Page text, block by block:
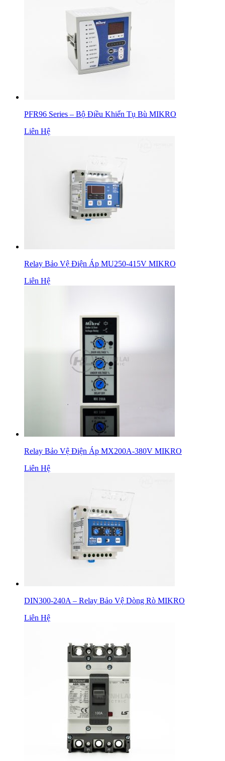
PFR96 Series – Bộ Điều Khiển Tụ Bù MIKRO
Liên Hệ
Relay Bảo Vệ Điện Áp MU250-415V MIKRO
Liên Hệ
Relay Bảo Vệ Điện Áp MX200A-380V MIKRO
Liên Hệ
DIN300-240A – Relay Bảo Vệ Dòng Rò MIKRO
Liên Hệ